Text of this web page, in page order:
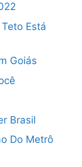
Está
Goiás
Brasil
Do Metrô